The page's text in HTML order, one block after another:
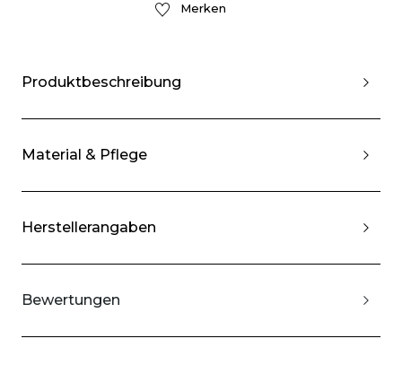
Merken
Produktbeschreibung
Material & Pflege
Herstellerangaben
Bewertungen